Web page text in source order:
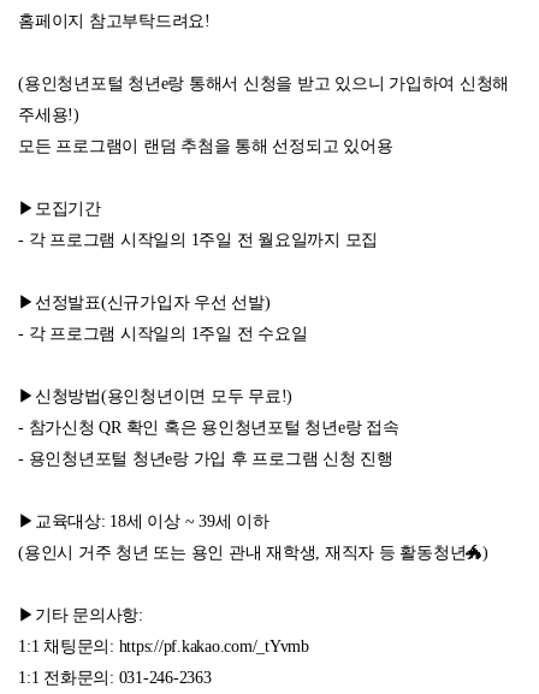
홈페이지 참고부탁드려요!
(용인청년포털 청년e랑 통해서 신청을 받고 있으니 가입하여 신청해
주세용!)
모든 프로그램이 랜덤 추첨을 통해 선정되고 있어용
▶모집기간
- 각 프로그램 시작일의 1주일 전 월요일까지 모집
▶선정발표(신규가입자 우선 선발)
- 각 프로그램 시작일의 1주일 전 수요일
▶신청방법(용인청년이면 모두 무료!)
- 참가신청 QR 확인 혹은 용인청년포털 청년e랑 접속
- 용인청년포털 청년e랑 가입 후 프로그램 신청 진행
▶교육대상: 18세 이상 ~ 39세 이하
(용인시 거주 청년 또는 용인 관내 재학생, 재직자 등 활동청년🐲)
▶기타 문의사항:
1:1 채팅문의: https://pf.kakao.com/_tYvmb
1:1 전화문의: 031-246-2363